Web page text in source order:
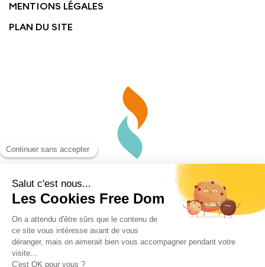
MENTIONS LÉGALES
PLAN DU SITE